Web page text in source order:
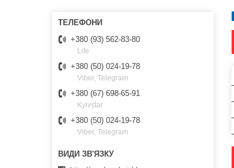
+380 (93) 562-83-80
Life
+380 (50) 024-19-78
Viber, Telegram
+380 (67) 698-65-91
Kyivstar
+380 (50) 024-19-78
Viber, Telegram